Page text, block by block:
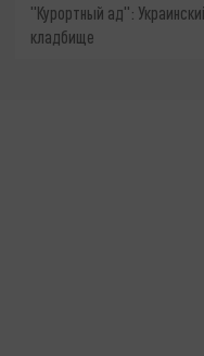
"Курортный ад":
кладбище